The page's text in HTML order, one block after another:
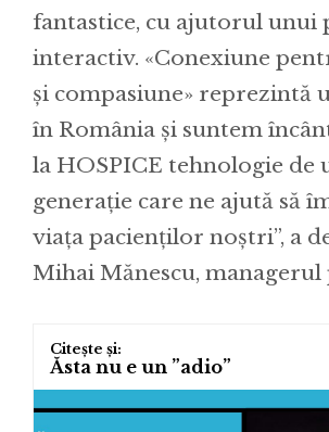
fantastice, cu ajutorul unui
interactiv. «Conexiune
și compasiune» reprezintă
în România și suntem
la HOSPICE tehnologie de
generație care ne ajută să
viața pacienților noștri”, a
Mihai Mănescu,
Ăsta nu e un ”adio”